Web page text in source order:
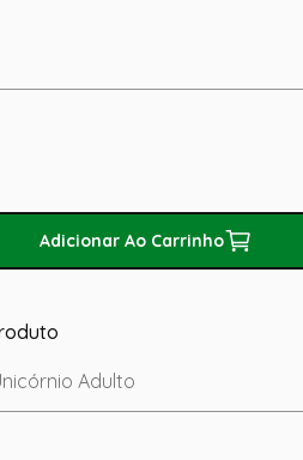
Adicionar Ao Carrinho
Adulto